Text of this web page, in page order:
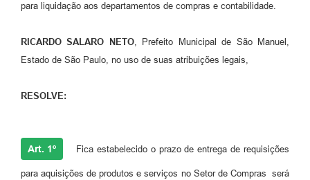
para liquidação aos departamentos de compras e contabilidade.
RICARDO SALARO NETO, Prefeito Municipal de São Manuel,
Estado de São Paulo, no uso de suas atribuições legais,
RESOLVE:
Art. 1º Fica estabelecido o prazo de entrega de requisições
para aquisições de produtos e serviços no Setor de Compras será